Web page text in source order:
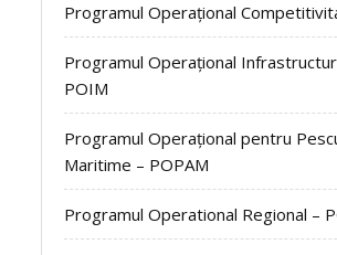
Programul Operațional
Programul Operațional
POIM
Programul Operațional pentru
Maritime – POPAM
Programul Operational Regional –